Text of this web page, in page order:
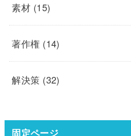
素材 (15)
著作権 (14)
解決策 (32)
固定ページ